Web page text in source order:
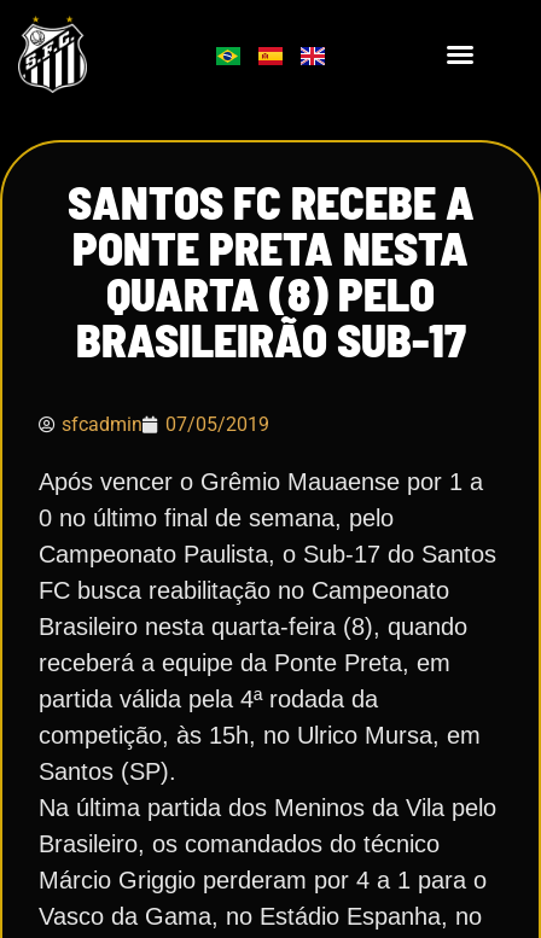
SANTOS FC RECEBE A
PONTE PRETA NESTA
QUARTA (8) PELO
BRASILEIRÃO SUB-17
sfcadmin 07/05/2019
Após vencer o Grêmio Mauaense por 1 a
0 no último final de semana, pelo
Campeonato Paulista, o Sub-17 do Santos
FC busca reabilitação no Campeonato
Brasileiro nesta quarta-feira (8), quando
receberá a equipe da Ponte Preta, em
partida válida pela 4ª rodada da
competição, às 15h, no Ulrico Mursa, em
Santos (SP).
Na última partida dos Meninos da Vila pelo
Brasileiro, os comandados do técnico
Márcio Griggio perderam por 4 a 1 para o
Vasco da Gama, no Estádio Espanha, no